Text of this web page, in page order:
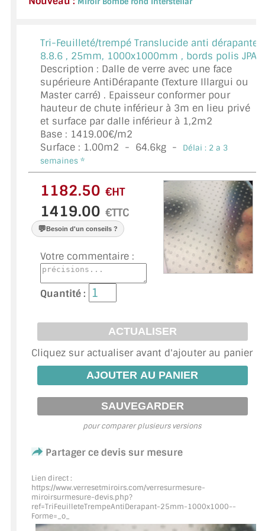
VERRE FEUILLETÉ
VERRE LAQUÉ/CRÉDENCE
VERRE FEUILLETÉ/TREMPÉ
DALLE DE SOL EN VERRE
PORTE EN VERRE
GARDE CORPS EN VERRE
VERRIÈRE TYPE ATELIER
VERRES TEXTURÉS
PLEXIGLAS PMMA
DOUBLE VITRAGE
ACCESSOIRES & QUINCAILLERIE
LES FIXATIONS POUR MIROIR
LES PROFILS PAROI DE VERRE
VITRINE EN VERRE
CONNECTEURS ET ASSEMBLAGE DE VERRES
PLATS ET CORNIÈRES
LES CHARNIÈRES DE PORTE EN VERRE
BOUTONS ET POIGNÉES
Tri-Feuilleté/trempé Translucide anti dérapante
8.8.6 , 25mm, 1000x1000mm , bords polis JPA
Description : Dalle de verre avec une face
supérieure AntiDérapante (Texture Illargui ou
Master carré) . Epaisseur conformer pour
hauteur de chute inférieur à 3m en lieu privé
et surface par dalle inférieur à 1,2m2
Base : 1419.00€/m2
Surface : 1.00m2 - 64.6kg -
Délai : 2 a 3
semaines *
€HT
€TTC
💬Besoin d'un conseils ?
Votre commentaire :
Quantité :
Cliquez sur actualiser avant d'ajouter au panier
pour comparer plusieurs versions
Partager ce devis sur mesure
Lien direct :
https://www.verresetmiroirs.com/verresurmesure-
miroirsurmesure-devis.php?
ref=TriFeuilleteTrempeAntiDerapant-25mm-1000x1000--
Forme=_o_